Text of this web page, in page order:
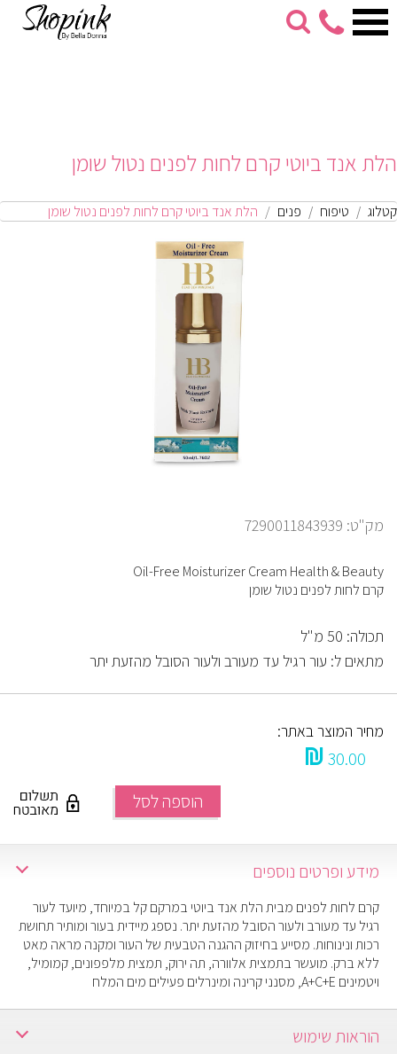
053-
274-
הלת אנד ביוטי קרם לחות לפנים נטול שומן
קטלוג טיפוח פנים הלת אנד ביוטי קרם לחות לפנים נטול שומן
מק"ט: 7290011843939
Oil-Free Moisturizer Cream Health & Beauty
קרם לחות לפנים נטול שומן
תכולה: 50 מ"ל
מתאים ל: עור רגיל עד מעורב ולעור הסובל מהזעת יתר
מחיר המוצר באתר:
30.00
הוספה לסל
מידע ופרטים נוספים
קרם לחות לפנים מבית הלת אנד ביוטי במרקם קל במיוחד, מיועד לעור
רגיל עד מעורב ולעור הסובל מהזעת יתר. נספג מיידית בעור ומותיר תחושת
רכות ונינוחות. מסייע בחיזוק ההגנה הטבעית של העור ומקנה מראה מאט
ללא ברק. מועשר בתמצית אלוורה, תה ירוק, תמצית מלפפונים, קמומיל,
ויטמינים A+C+E, מסנני קרינה ומינרלים פעילים מים המלח
הוראות שימוש